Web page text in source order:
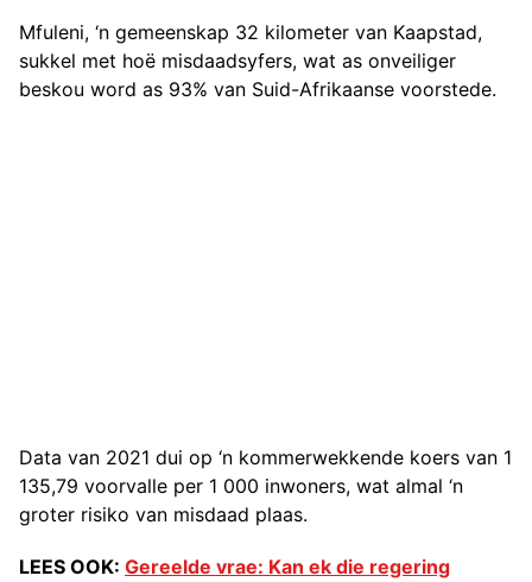
Mfuleni, ‘n gemeenskap 32 kilometer van Kaapstad,
sukkel met hoë misdaadsyfers, wat as onveiliger
beskou word as 93% van Suid-Afrikaanse voorstede.
Data van 2021 dui op ‘n kommerwekkende koers van 1
135,79 voorvalle per 1 000 inwoners, wat almal ‘n
groter risiko van misdaad plaas.
LEES OOK: Gereelde vrae: Kan ek die regering